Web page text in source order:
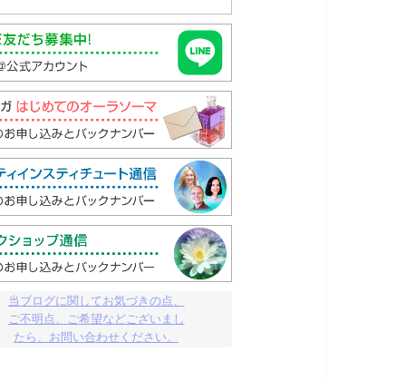
当ブログに関してお気づきの点、
ご不明点、ご希望などございまし
たら、お問い合わせください。